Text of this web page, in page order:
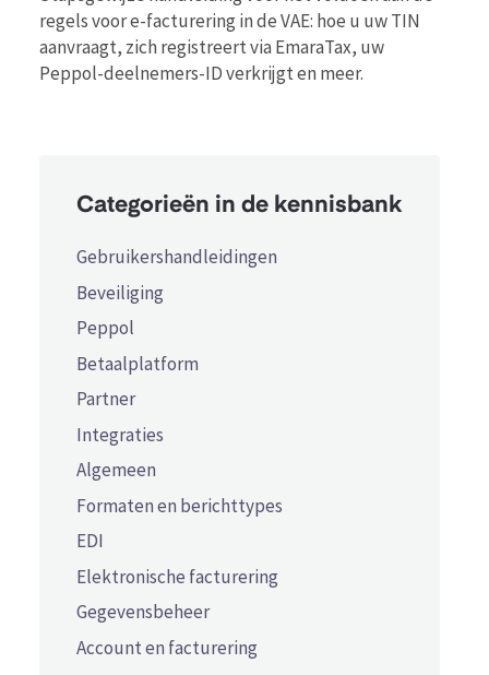
regels voor e-facturering in de VAE: hoe u uw TIN
aanvraagt, zich registreert via EmaraTax, uw
Peppol-deelnemers-ID verkrijgt en meer.
Categorieën in de kennisbank
Gebruikershandleidingen
Beveiliging
Peppol
Betaalplatform
Partner
Integraties
Algemeen
Formaten en berichttypes
EDI
Elektronische facturering
Gegevensbeheer
Account en facturering